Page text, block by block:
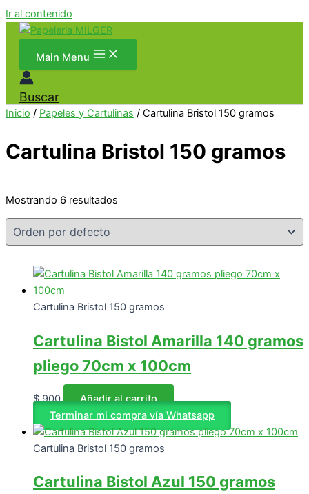
Ir al contenido
Main Menu
Buscar
Inicio / Papeles y Cartulinas / Cartulina Bristol 150 gramos
Cartulina Bristol 150 gramos
Mostrando 6 resultados
Cartulina Bristol 150 gramos
Cartulina Bistol Amarilla 140 gramos
pliego 70cm x 100cm
$900
Añadir al carrito
Terminar mi compra vía Whatsapp
Cartulina Bristol 150 gramos
Cartulina Bistol Azul 150 gramos